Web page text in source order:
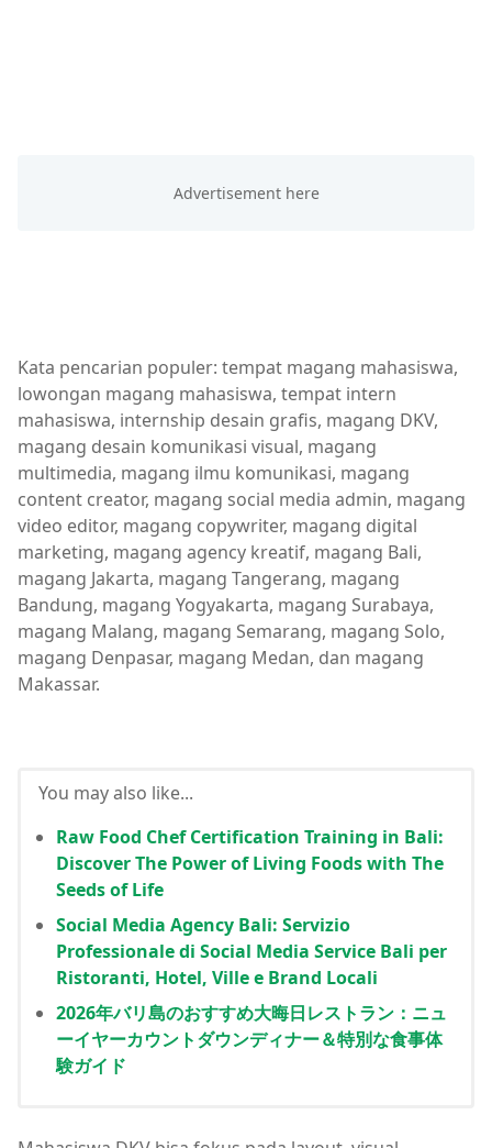
Kata pencarian populer: tempat magang mahasiswa,
lowongan magang mahasiswa, tempat intern
mahasiswa, internship desain grafis, magang DKV,
magang desain komunikasi visual, magang
multimedia, magang ilmu komunikasi, magang
content creator, magang social media admin, magang
video editor, magang copywriter, magang digital
marketing, magang agency kreatif, magang Bali,
magang Jakarta, magang Tangerang, magang
Bandung, magang Yogyakarta, magang Surabaya,
magang Malang, magang Semarang, magang Solo,
magang Denpasar, magang Medan, dan magang
Makassar.
You may also like...
Raw Food Chef Certification Training in Bali:
Discover The Power of Living Foods with The
Seeds of Life
Social Media Agency Bali: Servizio
Professionale di Social Media Service Bali per
Ristoranti, Hotel, Ville e Brand Locali
2026年バリ島のおすすめ大晦日レストラン：ニュ
ーイヤーカウントダウンディナー＆特別な食事体
験ガイド